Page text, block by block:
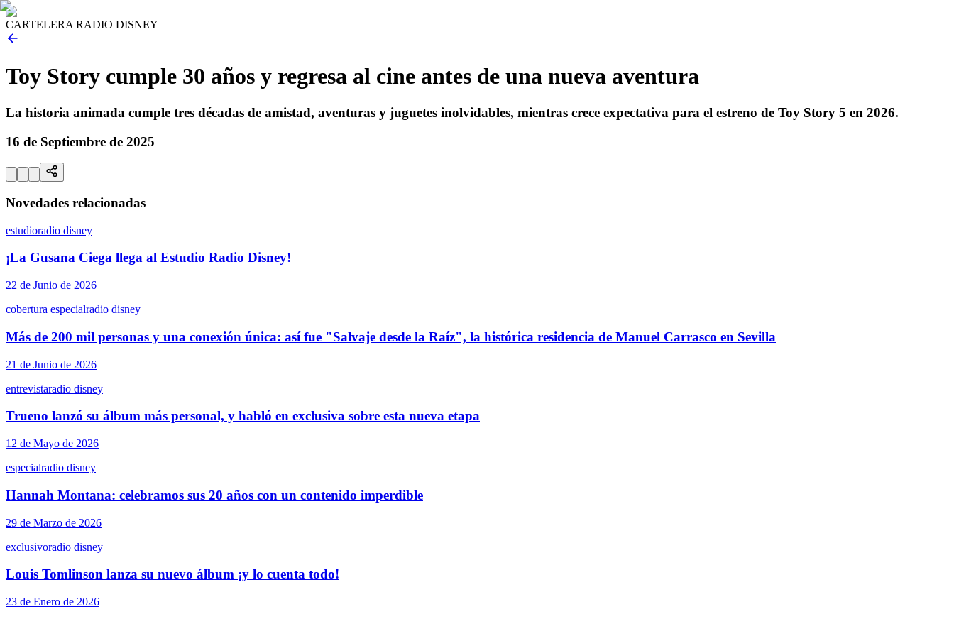
CARTELERA RADIO DISNEY
Toy Story cumple 30 años y regresa al cine antes de una nueva aventura
La historia animada cumple tres décadas de amistad, aventuras y juguetes inolvidables, mientras crece expectativa para el estreno de Toy Story 5 en 2026.
16 de Septiembre de 2025
Novedades relacionadas
estudioradio disney
¡La Gusana Ciega llega al Estudio Radio Disney!
22 de Junio de 2026
cobertura especialradio disney
Más de 200 mil personas y una conexión única: así fue "Salvaje desde la Raíz", la histórica residencia de Manuel Carrasco en Sevilla
21 de Junio de 2026
entrevistaradio disney
Trueno lanzó su álbum más personal, y habló en exclusiva sobre esta nueva etapa
12 de Mayo de 2026
especialradio disney
Hannah Montana: celebramos sus 20 años con un contenido imperdible
29 de Marzo de 2026
exclusivoradio disney
Louis Tomlinson lanza su nuevo álbum ¡y lo cuenta todo!
23 de Enero de 2026